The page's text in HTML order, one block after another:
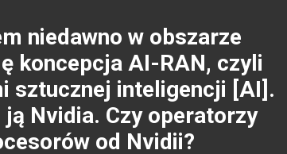
niedawno w obszarze
koncepcja AI-RAN, czyli
sztucznej inteligencji [AI].
Nvidia. Czy operatorzy
od Nvidii?